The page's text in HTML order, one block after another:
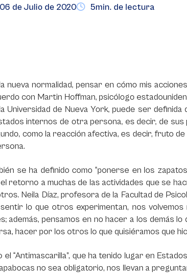
06 de Julio de 2020 5min. de lectura
nueva normalidad, pensar en cómo mis
con Martin Hoffman, psicólogo
Universidad de Nueva York, puede ser
internos de otra persona, es decir, de
como la reacción afectiva, es decir, fruto
se ha definido como “ponerse en los
retorno a muchas de las actividades que se
Neila Díaz, profesora de la Facultad de
lo que otros experimentan, nos
además, pensamos en no hacer a los demás
hacer por los otros lo que quisiéramos que
el “Antimascarilla”, que ha tenido lugar en
no sea obligatorio, nos llevan a